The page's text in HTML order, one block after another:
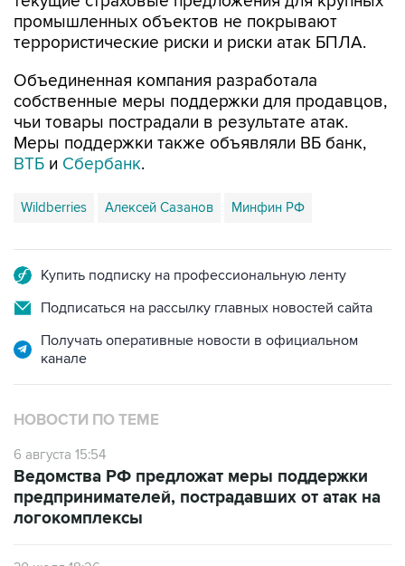
промышленных объектов не покрывают
террористические риски и риски атак БПЛА.
Объединенная компания разработала
собственные меры поддержки для продавцов,
чьи товары пострадали в результате атак.
Меры поддержки также объявляли ВБ банк,
ВТБ и Сбербанк.
Wildberries Алексей Сазанов Минфин РФ
Купить подписку на профессиональную ленту
Подписаться на рассылку главных новостей сайта
Получать оперативные новости в официальном
канале
НОВОСТИ ПО ТЕМЕ
6 августа 15:54
Ведомства РФ предложат меры поддержки
предпринимателей, пострадавших от атак на
логокомплексы